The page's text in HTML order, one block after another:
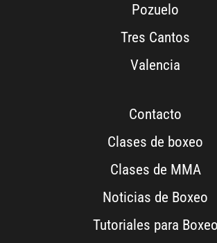
Pozuelo
Tres Cantos
Valencia
Contacto
Clases de boxeo
Clases de MMA
Noticias de Boxeo
Tutoriales para Boxeo